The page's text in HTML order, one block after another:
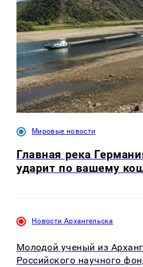
Мировые новости
Главная река
ударит по вашему
Новости Архангельска
Молодой ученый из
Российского научного